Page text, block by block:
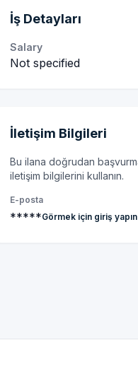
İş Detayları
Salary
Not specified
İletişim Bilgileri
Bu ilana doğrudan
iletişim bilgilerini kullanın.
E-posta
*****Görmek için giriş yapın